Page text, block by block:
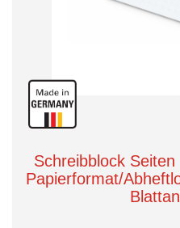
Schreibblock
Papierformat/